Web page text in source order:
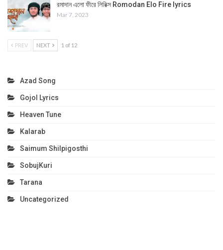
রমাদান এলো ফীরে লিরিক্স Romodan Elo Fire lyrics
Mar 7, 2023
PREV NEXT 1 of 12
Azad Song
Gojol Lyrics
Heaven Tune
Kalarab
Saimum Shilpigosthi
SobujKuri
Tarana
Uncategorized